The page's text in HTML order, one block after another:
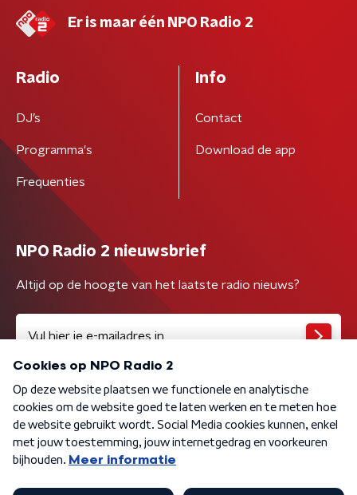
Er is maar één NPO Radio 2
Radio
DJ’s
Programma's
Frequenties
Info
Contact
Download de app
NPO Radio 2 nieuwsbrief
Altijd op de hoogte van het laatste radio nieuws?
Algemene voorwaarden